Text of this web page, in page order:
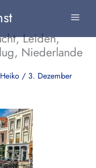
Leiden,
Niederlande
Heiko / 3. Dezember